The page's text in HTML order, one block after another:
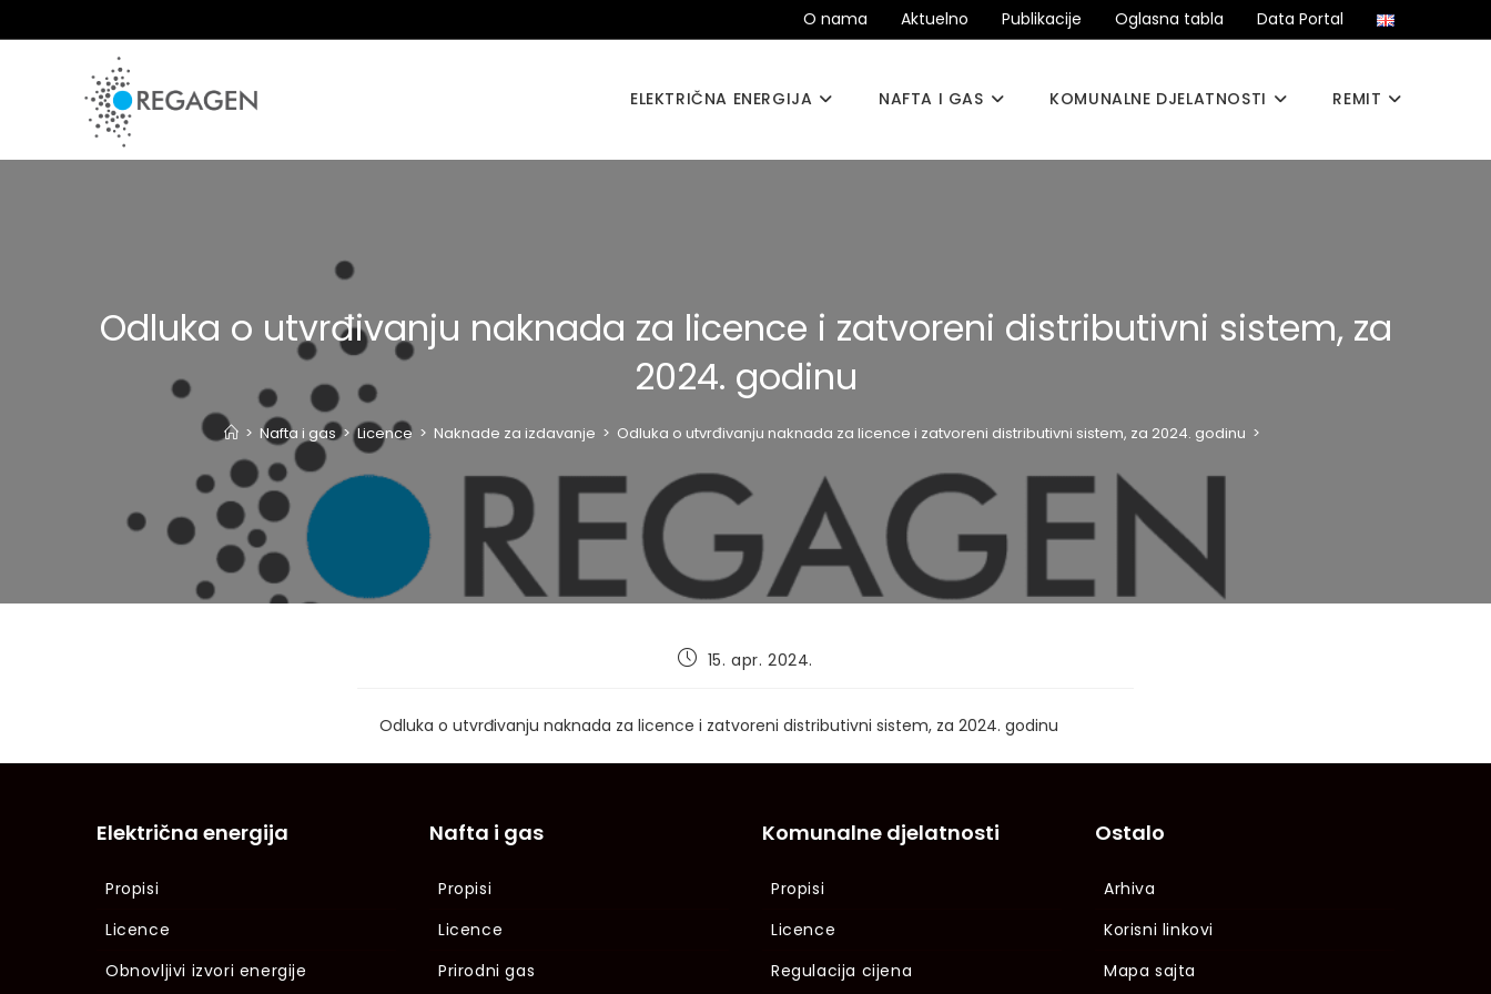
to
O nama Aktuelno Publikacije Oglasna tabla Data Portal
ELEKTRIČNA ENERGIJA NAFTA I GAS KOMUNALNE DJELATNOSTI REMIT
Odluka o utvrđivanju naknada za licence i zatvoreni distributivni sistem, za
2024. godinu
> Nafta i gas > Licence > Naknade za izdavanje > Odluka o utvrđivanju naknada za licence i zatvoreni distributivni sistem, za 2024. godinu >
Post15. apr. 2024.
Odluka o utvrđivanju naknada za licence i zatvoreni distributivni sistem, za 2024. godinu
Električna energija
Propisi
Licence
Obnovljivi izvori energije
Nafta i gas
Propisi
Licence
Prirodni gas
Komunalne djelatnosti
Propisi
Licence
Regulacija cijena
Ostalo
Arhiva
Korisni linkovi
Mapa sajta